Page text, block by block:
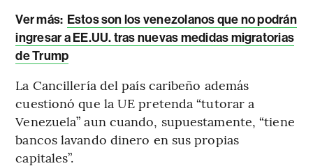
Ver más: Estos son los venezolanos que no podrán
ingresar a EE.UU. tras nuevas medidas migratorias
de Trump
La Cancillería del país caribeño además
cuestionó que la UE pretenda “tutorar a
Venezuela” aun cuando, supuestamente, “tiene
bancos lavando dinero en sus propias
capitales”.